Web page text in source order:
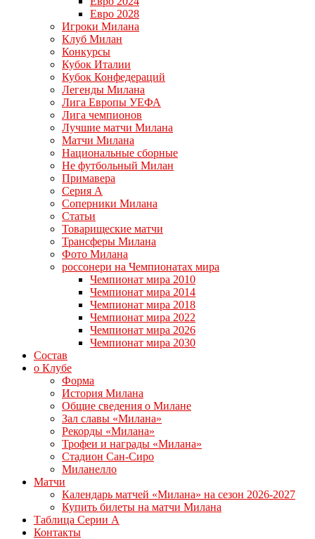
Евро 2028
Игроки Милана
Клуб Милан
Конкурсы
Кубок Италии
Кубок Конфедераций
Легенды Милана
Лига Европы УЕФА
Лига чемпионов
Лучшие матчи Милана
Матчи Милана
Национальные сборные
Не футбольный Милан
Примавера
Серия А
Соперники Милана
Статьи
Товарищеские матчи
Трансферы Милана
Фото Милана
россонери на Чемпионатах мира
Чемпионат мира 2010
Чемпионат мира 2014
Чемпионат мира 2018
Чемпионат мира 2022
Чемпионат мира 2026
Чемпионат мира 2030
Состав
о Клубе
Форма
История Милана
Общие сведения о Милане
Зал славы «Милана»
Рекорды «Милана»
Трофеи и награды «Милана»
Стадион Сан-Сиро
Миланелло
Матчи
Календарь матчей «Милана» на сезон 2026-2027
Купить билеты на матчи Милана
Таблица Серии А
Контакты